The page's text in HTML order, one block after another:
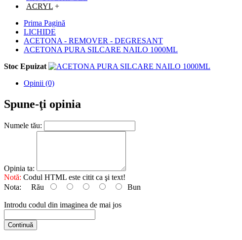
ACRYL +
Prima Pagină
LICHIDE
ACETONA - REMOVER - DEGRESANT
ACETONA PURA SILCARE NAILO 1000ML
Stoc Epuizat
Opinii (0)
Spune-ţi opinia
Numele tău:
Opinia ta:
Notă: Codul HTML este citit ca şi text!
Nota: Rău Bun
Introdu codul din imaginea de mai jos
Continuă